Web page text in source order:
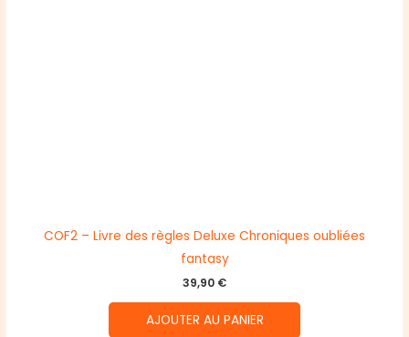
COF2 – Livre des règles Deluxe Chroniques oubliées
fantasy
39,90 €
AJOUTER AU PANIER